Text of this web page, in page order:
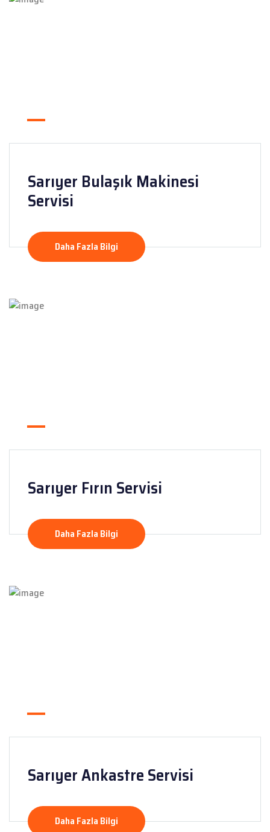
Sarıyer Bulaşık Makinesi
Servisi
Daha Fazla Bilgi
Sarıyer Fırın Servisi
Daha Fazla Bilgi
Sarıyer Ankastre Servisi
Daha Fazla Bilgi